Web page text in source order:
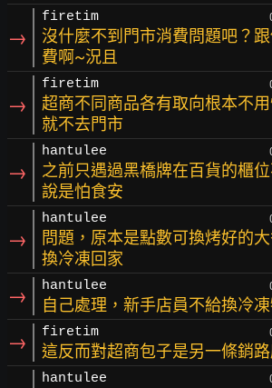
→
firetim
沒什麼不到門市消費問題吧？
費啊~況且
→
firetim
超商不同商品各有取向根本不
就不去門市
→
hantulee
之前只遇過黑橋牌在百貨的櫃位
說是怕食安
→
hantulee
問題，原本是點數可換烤好的
換冷凍回家
→ hantulee
自己處理，新手店員不給換冷
→ firetim
這反而對超商包子是另一條銷路
hantulee